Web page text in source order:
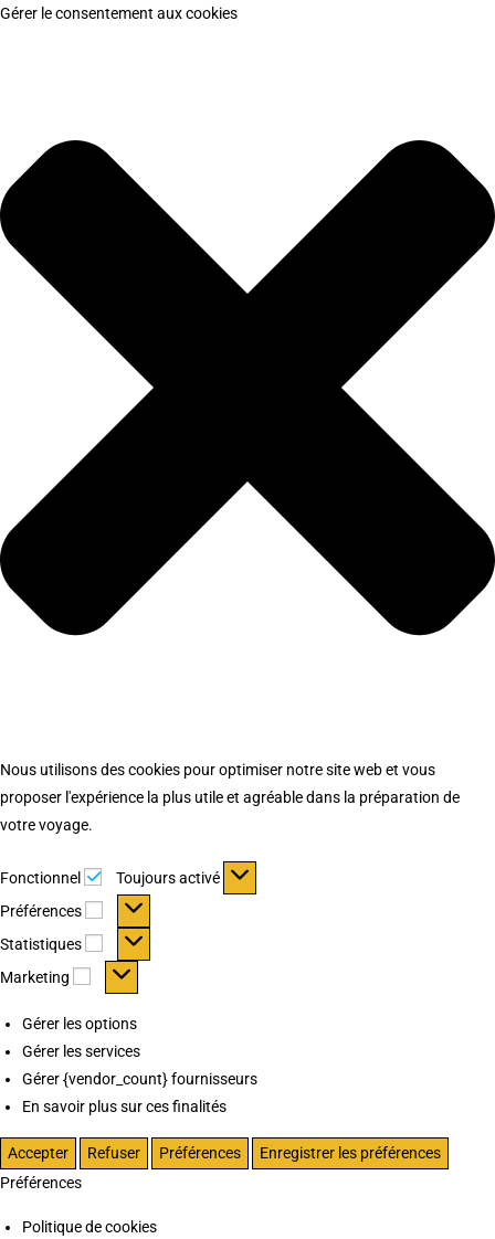
Gérer le consentement aux cookies
Nous utilisons des cookies pour optimiser notre site web et vous
proposer l'expérience la plus utile et agréable dans la préparation de
votre voyage.
Fonctionnel Fonctionnel
Toujours activé
Préférences
Préférences
Statistiques Statistiques
Marketing Marketing
Gérer les options
Gérer les services
Gérer {vendor_count} fournisseurs
En savoir plus sur ces finalités
Accepter Refuser Préférences
Enregistrer les préférences
Préférences
Politique de cookies